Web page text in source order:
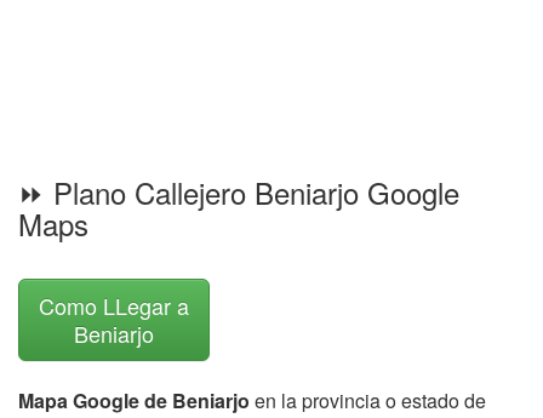
⏩ Plano Callejero Beniarjo Google
Maps
Como LLegar a
Beniarjo
Mapa Google de Beniarjo en la provincia o estado de